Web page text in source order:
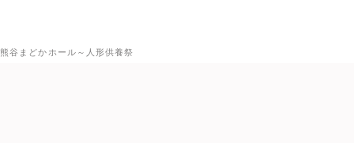
熊谷まどかホール～人形供養祭